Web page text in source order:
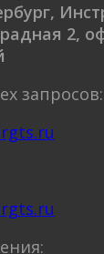
2,
запросов: